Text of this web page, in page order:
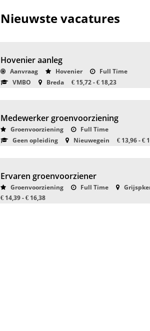
Nieuwste vacatures
Hovenier aanleg
Aanvraag Hovenier
Full Time
VMBO
Breda € 15,72 - € 18,23
Medewerker groenvoorziening
Groenvoorziening
Full Time
Geen opleiding
Nieuwegein € 13,96 - €
Ervaren groenvoorziener
Groenvoorziening Full Time
€ 14,39 - € 16,38